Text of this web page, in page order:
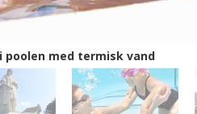
poolen med termisk vand